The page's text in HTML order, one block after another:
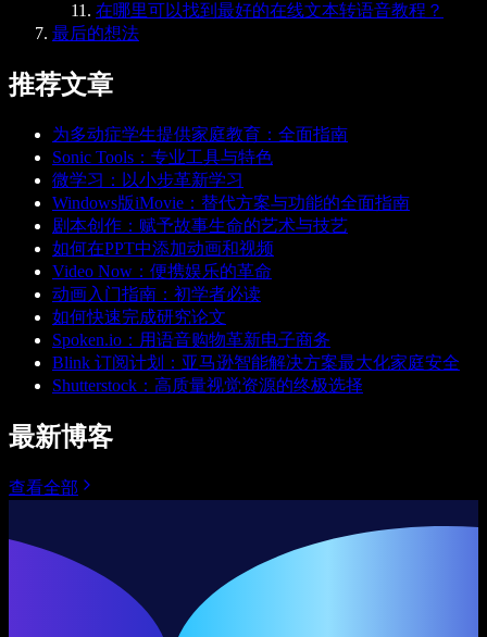
在哪里可以找到最好的在线文本转语音教程？
最后的想法
推荐文章
为多动症学生提供家庭教育：全面指南
Sonic Tools：专业工具与特色
微学习：以小步革新学习
Windows版iMovie：替代方案与功能的全面指南
剧本创作：赋予故事生命的艺术与技艺
如何在PPT中添加动画和视频
Video Now：便携娱乐的革命
动画入门指南：初学者必读
如何快速完成研究论文
Spoken.io：用语音购物革新电子商务
Blink 订阅计划：亚马逊智能解决方案最大化家庭安全
Shutterstock：高质量视觉资源的终极选择
最新博客
查看全部